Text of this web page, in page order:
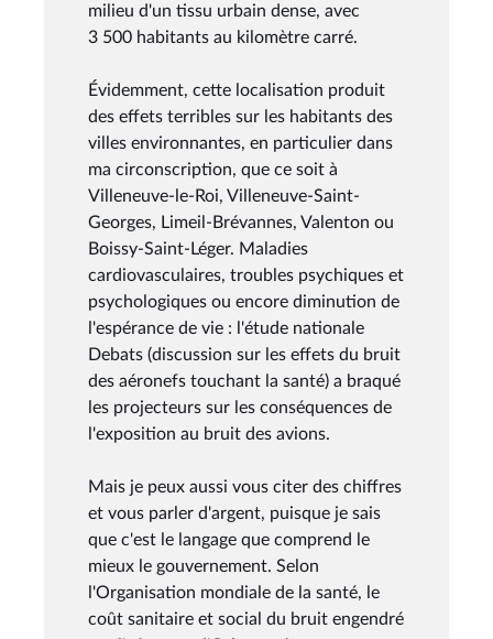
milieu d'un tissu urbain dense, avec
3 500 habitants au kilomètre carré.
Évidemment, cette localisation produit
des effets terribles sur les habitants des
villes environnantes, en particulier dans
ma circonscription, que ce soit à
Villeneuve-le-Roi, Villeneuve-Saint-
Georges, Limeil-Brévannes, Valenton ou
Boissy-Saint-Léger. Maladies
cardiovasculaires, troubles psychiques et
psychologiques ou encore diminution de
l'espérance de vie : l'étude nationale
Debats (discussion sur les effets du bruit
des aéronefs touchant la santé) a braqué
les projecteurs sur les conséquences de
l'exposition au bruit des avions.
Mais je peux aussi vous citer des chiffres
et vous parler d'argent, puisque je sais
que c'est le langage que comprend le
mieux le gouvernement. Selon
l'Organisation mondiale de la santé, le
coût sanitaire et social du bruit engendré